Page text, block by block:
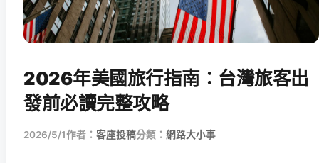
2026年美國旅行指南：台灣旅客出
發前必讀完整攻略
2026/5/1作者： 客座投稿分類： 網路大小事